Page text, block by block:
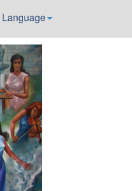
Language